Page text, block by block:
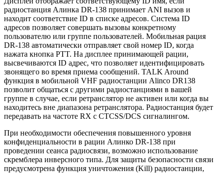
радиостанция Алинка DR-138 принимает ANI вызов и
находит соответствие ID в списке адресов. Система ID
адресов позволяет совершать вызовы конкретному
пользователю или группе пользователей. Мобильная рация
DR-138 автоматически отправляет свой номер ID, когда
нажата кнопка PTT. На дисплее принимающей рации,
высвечиваются ID адрес, что позволяет идентифицировать
звонящего во время приема сообщений. TALK Around
функция в мобильной VHF радиостанции Alinco DR138
позволит общаться с другими радиостанциями в вашей
группе в случае, если ретранслятор не активен или когда вы
находитесь вне диапазона ретранслятора. Радиостанция будет
передавать на частоте RX с CTCSS/DCS сигналингом.
При необходимости обеспечения повышенного уровня
конфиденциальности в рации Алинко DR-138 при
проведении сеанса радиосвязи, возможно использование
скремблера инверсного типа. Для защиты безопасности связи
предусмотрена функция уничтожения (Kill) радиостанции,